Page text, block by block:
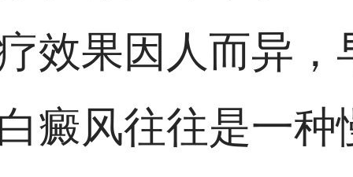
效果因人而异，
癜风往往是一种